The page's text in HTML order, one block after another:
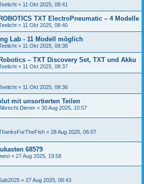
« 11 Okt 2025, 08:41
TXT ElectroPneumatic – 4 Modelle
« 11 Okt 2025, 08:40
Lab - 11 Modell möglich
« 11 Okt 2025, 08:38
– TXT Discovery Set, TXT und Akku
« 11 Okt 2025, 08:37
« 11 Okt 2025, 08:36
mit unsortierten Teilen
« 30 Aug 2025, 10:57
« 28 Aug 2025, 06:07
68579
« 27 Aug 2025, 19:58
« 27 Aug 2025, 08:43